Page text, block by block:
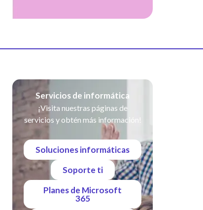
Servicios de informática
¡Visita nuestras páginas de
servicios y obtén más información!
Soluciones informáticas
Soporte ti
Planes de Microsoft
365